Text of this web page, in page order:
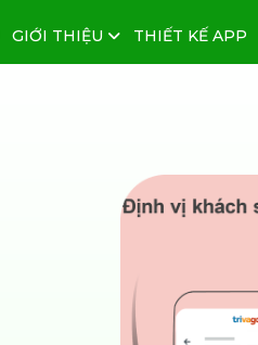
GIỚI THIỆU THIẾT KẾ APP